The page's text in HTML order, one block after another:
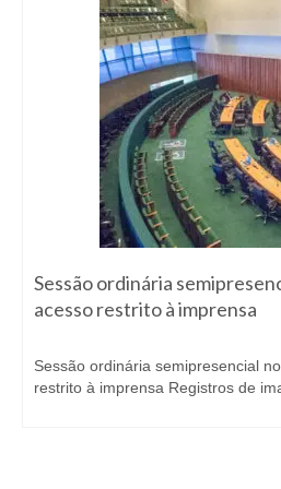
Sessão ordinária
acesso restrito à imprensa
Sessão ordinária semipresencial
restrito à imprensa Registros de